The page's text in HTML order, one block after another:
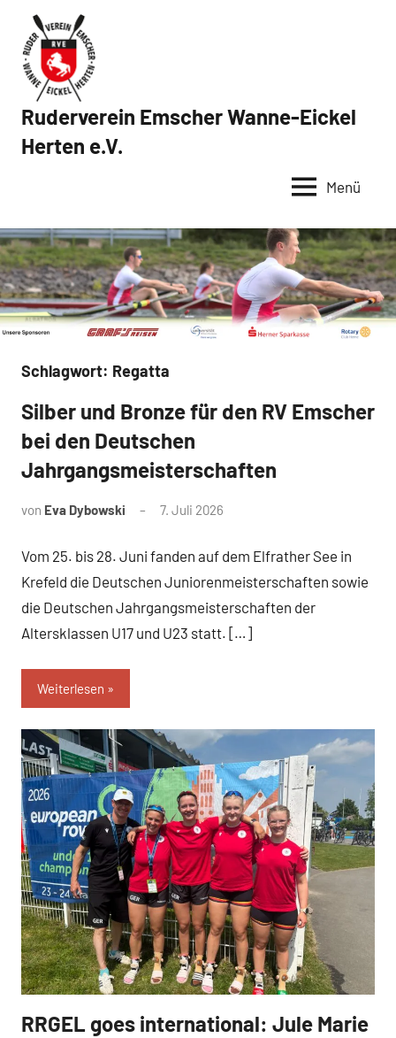
Inhalt
springen
Ruderverein Emscher Wanne-Eickel
Herten e.V.
Menü
Schlagwort: Regatta
News
Silber und Bronze für den RV Emscher
bei den Deutschen
Jahrgangsmeisterschaften
von Eva Dybowski 7. Juli 2026
Vom 25. bis 28. Juni fanden auf dem Elfrather See in
Krefeld die Deutschen Juniorenmeisterschaften sowie
die Deutschen Jahrgangsmeisterschaften der
Altersklassen U17 und U23 statt. […]
Weiterlesen
News
RRGEL goes international: Jule Marie